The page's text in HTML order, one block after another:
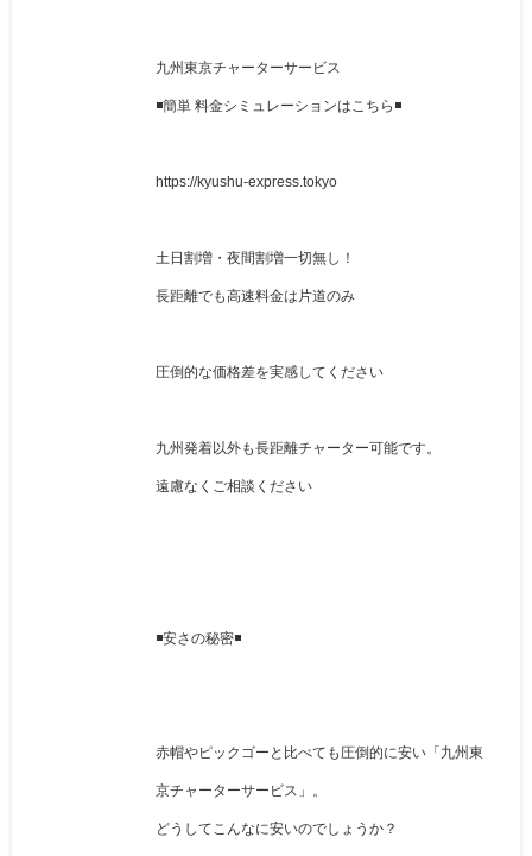
九州東京チャーターサービス
◾️簡単 料金シミュレーションはこちら◾️
https://kyushu-express.tokyo
土日割増・夜間割増一切無し！
長距離でも高速料金は片道のみ
圧倒的な価格差を実感してください
九州発着以外も長距離チャーター可能です。
遠慮なくご相談ください
◾️安さの秘密◾️
赤帽やピックゴーと比べても圧倒的に安い「九州東
京チャーターサービス」。
どうしてこんなに安いのでしょうか？